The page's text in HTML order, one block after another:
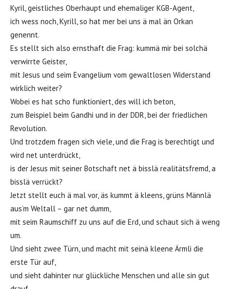
Kyril, geistliches Oberhaupt und ehemaliger KGB-Agent,
ich wess noch, Kyrill, so hat mer bei uns ä mal än Orkan
genennt.
Es stellt sich also ernsthaft die Frag: kummä mir bei solchä
verwirrte Geister,
mit Jesus und seim Evangelium vom gewaltlosen Widerstand
wirklich weiter?
Wobei es hat scho funktioniert, des will ich beton,
zum Beispiel beim Gandhi und in der DDR, bei der friedlichen
Revolution.
Und trotzdem fragen sich viele, und die Frag is berechtigt und
wird net unterdrückt,
is der Jesus mit seiner Botschaft net ä bisslä realitätsfremd, a
bisslä verrückt?
Jetzt stellt euch ä mal vor, äs kummt ä kleens, grüns Männlä
aus’m Weltall – gar net dumm,
mit seim Raumschiff zu uns auf die Erd, und schaut sich ä weng
um.
Und sieht zwee Türn, und macht mit seinä kleene Ärmli die
erste Tür auf,
und sieht dahinter nur glückliche Menschen und alle sin gut